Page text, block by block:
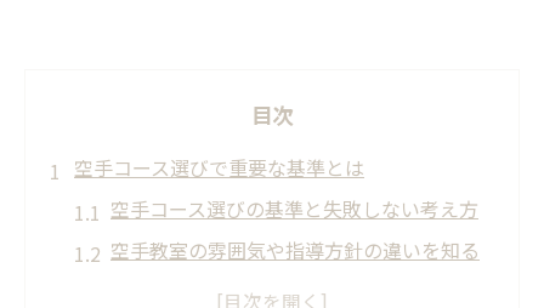
目次
空手コース選びで重要な基準とは
空手コース選びの基準と失敗しない考え方
空手教室の雰囲気や指導方針の違いを知る
空手コース比較で費用と内容を見極めるコ